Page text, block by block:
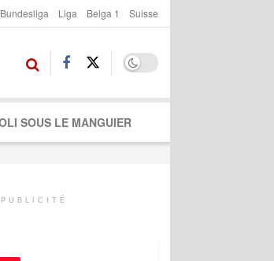
Bundesliga Liga Belga 1 Suisse
SOUS LE MANGUIER
PUBLICITÉ